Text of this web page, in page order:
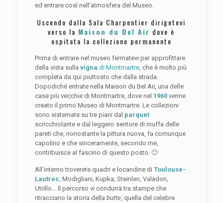
ed entrare così nell’atmosfera del Museo.
Uscendo dalla Sala Charpentier dirigetevi
verso la Maison du Bel Air dove è
ospitata la collezione permanente
Prima di entrare nel museo fermatevi per approfittare
della vista sulla vigna di Montmartre, che è molto più
completa da qui piuttosto che dalla strada.
Dopodiché entrate nella Maison du Bel Air, una delle
case più vecchie di Montmartre, dove nel 1960 venne
creato il primo Museo di Montmartre. Le collezioni
sono sistemate su tre piani dal parquet
scricchiolante e dal leggero sentore di muffa delle
pareti che, nonostante la pittura nuova, fa comunque
capolino e che sinceramente, secondo me,
contribuisce al fascino di questo posto. 🙂
All’interno troverete quadri e locandine di Toulouse-
Lautrec, Modigliani, Kupka, Steinlen, Valadon,
Utrillo… Il percorso vi condurrà tra stampe che
ritracciano la storia della butte, quella del celebre